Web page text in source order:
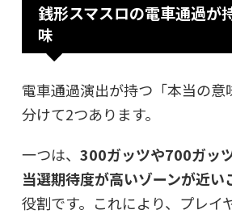
銭形スマスロの電車通過が
味
電車通過演出が持つ「本当の意
分けて2つあります。
一つは、 300ガッツや700ガッ
当選期待度が高いゾーンが近い
役割です。これにより、プレイ